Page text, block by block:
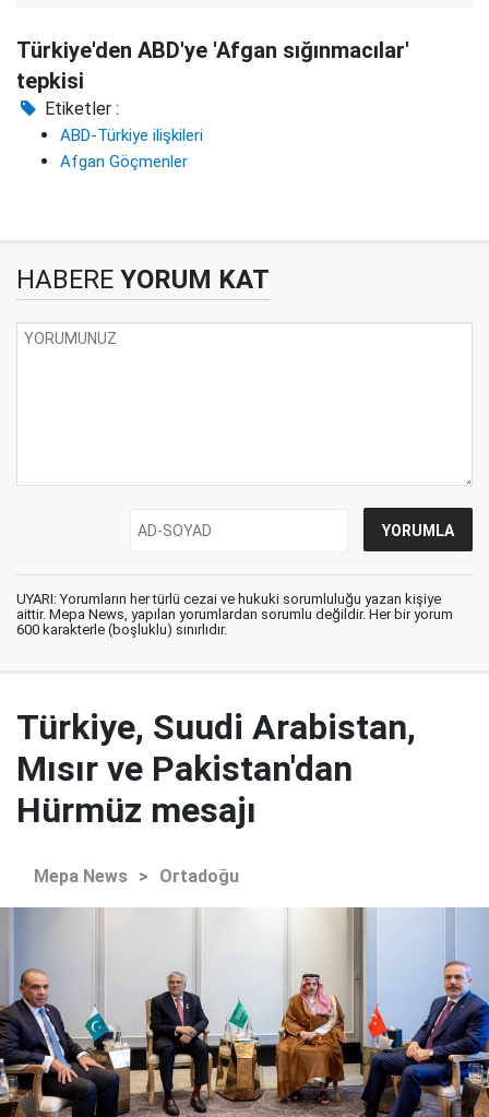
Türkiye'den ABD'ye 'Afgan sığınmacılar'
tepkisi
Etiketler :
ABD-Türkiye ilişkileri
Afgan Göçmenler
HABERE YORUM KAT
UYARI: Yorumların her türlü cezai ve hukuki sorumluluğu yazan kişiye
aittir. Mepa News, yapılan yorumlardan sorumlu değildir. Her bir yorum
600 karakterle (boşluklu) sınırlıdır.
Türkiye, Suudi Arabistan,
Mısır ve Pakistan'dan
Hürmüz mesajı
Mepa News > Ortadoğu